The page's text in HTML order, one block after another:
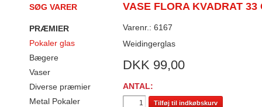
SØG VARER
PRÆMIER
Pokaler glas
Bægere
Vaser
Diverse præmier
Metal Pokaler
VASE FLORA KVADRAT 33
Varenr.: 6167
Weidingerglas
DKK 99,00
ANTAL:
Tilføj til indkøbskurv